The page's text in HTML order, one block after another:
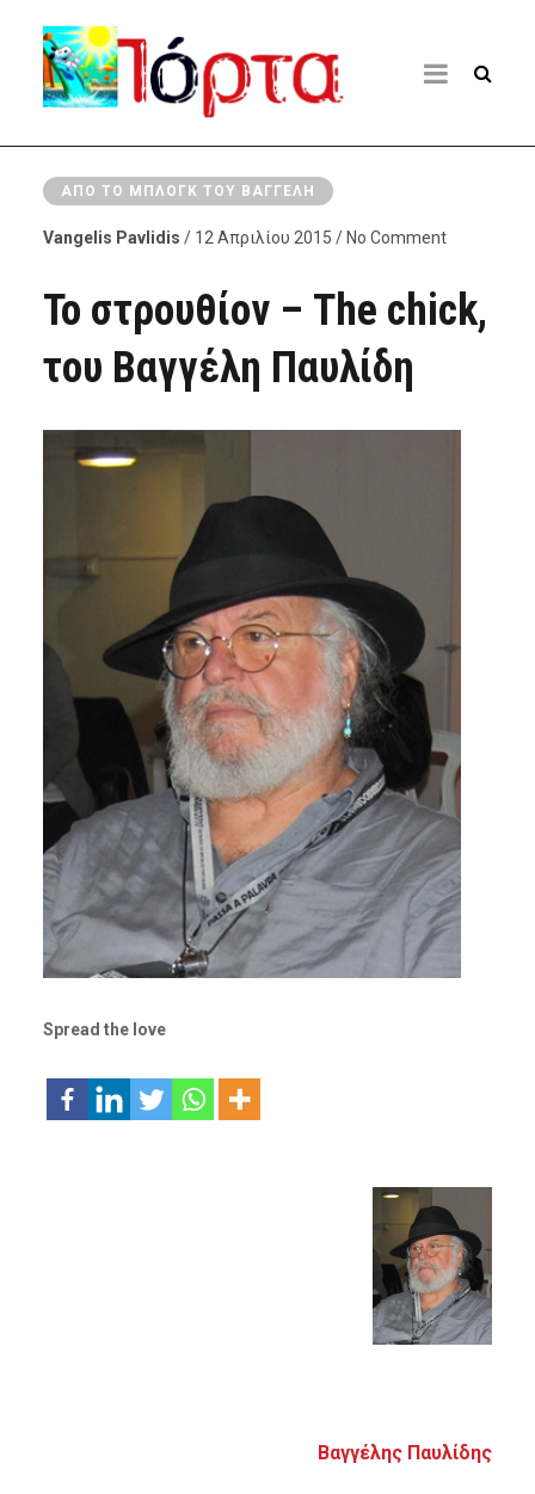
ΑΠΌ ΤΟ ΜΠΛΟΓΚ ΤΟΥ ΒΑΓΓΈΛΗ
Vangelis Pavlidis / 12 Απριλίου 2015 / No Comment
Το στρουθίον – The chick,
του Βαγγέλη Παυλίδη
Spread the love
Βαγγέλης Παυλίδης